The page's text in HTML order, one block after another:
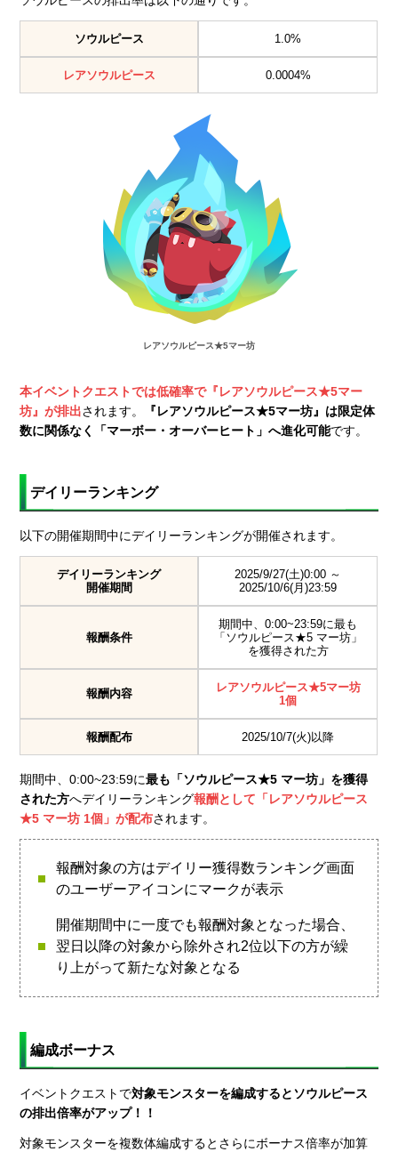
ソウルピース 1.0%
レアソウルピース 0.0004%
レアソウルピース★5マー坊
本イベントクエストでは低確率で『レアソウルピース★5マー
坊』が排出されます。
『レアソウルピース★5マー坊』は限定体
数に関係なく「マーボー・オーバーヒート」へ進化可能です。
デイリーランキング
以下の開催期間中にデイリーランキングが開催されます。
デイリーランキング
開催期間
2025/9/27(土)0:00 ～
2025/10/6(月)23:59
報酬条件
期間中、0:00~23:59に最も
「ソウルピース★5 マー坊」
を獲得された方
報酬内容
レアソウルピース★5マー坊
1個
報酬配布 2025/10/7(火)以降
期間中、0:00~23:59に最も「ソウルピース★5 マー坊」を獲得
された方へデイリーランキング報酬として「レアソウルピース
★5 マー坊 1個」が配布されます。
報酬対象の方はデイリー獲得数ランキング画面
のユーザーアイコンにマークが表示
開催期間中に一度でも報酬対象となった場合、
翌日以降の対象から除外され2位以下の方が繰
り上がって新たな対象となる
編成ボーナス
イベントクエストで対象モンスターを編成するとソウルピース
の排出倍率がアップ！！
対象モンスターを複数体編成するとさらにボーナス倍率が加算